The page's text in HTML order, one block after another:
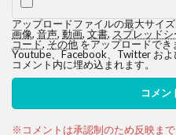
アップロードファイルの最大サイズ
画像, 音声, 動画, 文書, スプレッドシ
コード,その他をアップロードでき
Youtube、Facebook、Twitter お
コメント内に埋め込まれます。